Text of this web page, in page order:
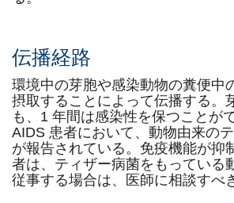
伝播経路
環境中の芽胞や感染動物の糞便中
摂取することによって伝播する。
も、1 年間は感染性を保つことが
AIDS 患者において、動物由来の
が報告されている。免疫機能が抑
者は、ティザー病菌をもっている
従事する場合は、医師に相談すべ